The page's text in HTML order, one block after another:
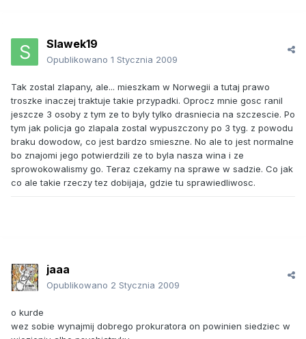
Slawek19
Opublikowano 1 Stycznia 2009
Tak zostal zlapany, ale... mieszkam w Norwegii a tutaj prawo
troszke inaczej traktuje takie przypadki. Oprocz mnie gosc ranil
jeszcze 3 osoby z tym ze to byly tylko drasniecia na szczescie. Po
tym jak policja go zlapala zostal wypuszczony po 3 tyg. z powodu
braku dowodow, co jest bardzo smieszne. No ale to jest normalne
bo znajomi jego potwierdzili ze to byla nasza wina i ze
sprowokowalismy go. Teraz czekamy na sprawe w sadzie. Co jak
co ale takie rzeczy tez dobijaja, gdzie tu sprawiedliwosc.
jaaa
Opublikowano 2 Stycznia 2009
o kurde
wez sobie wynajmij dobrego prokuratora on powinien siedziec w